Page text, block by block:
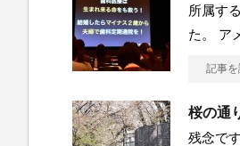
所属す
た。 ア
記事
桜の通
残念で